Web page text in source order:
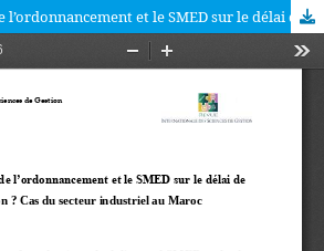
Quel est l’impact de l’ordonnancement et le SMED sur le délai de fabrication ? Cas du secteur industriel au Maroc